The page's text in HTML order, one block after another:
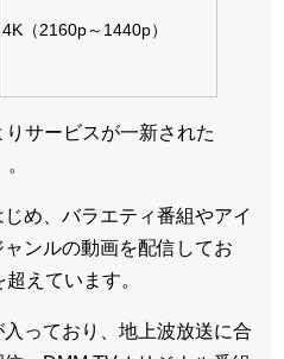
4K（2160p～1440p）
サービスが一新された
め、バラエティ番組やアイ
ンルの動画を配信してお
えています。
っており、地上波放送に合